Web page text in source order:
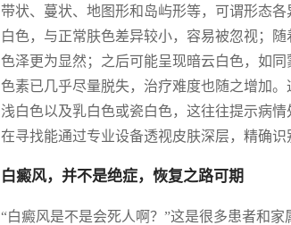
带状、蔓状、地图形和岛屿形等，可谓形态
白色，与正常肤色差异较小，容易被忽视；
色泽更为显然；之后可能呈现暗云白色，如
色素已几乎尽量脱失，治疗难度也随之增加
浅白色以及乳白色或瓷白色，这往往提示病
在寻找能通过专业设备透视皮肤深层，精确
白癜风，并不是绝症，恢复之路可期
“白癜风是不是会死人啊？”这是很多患者和